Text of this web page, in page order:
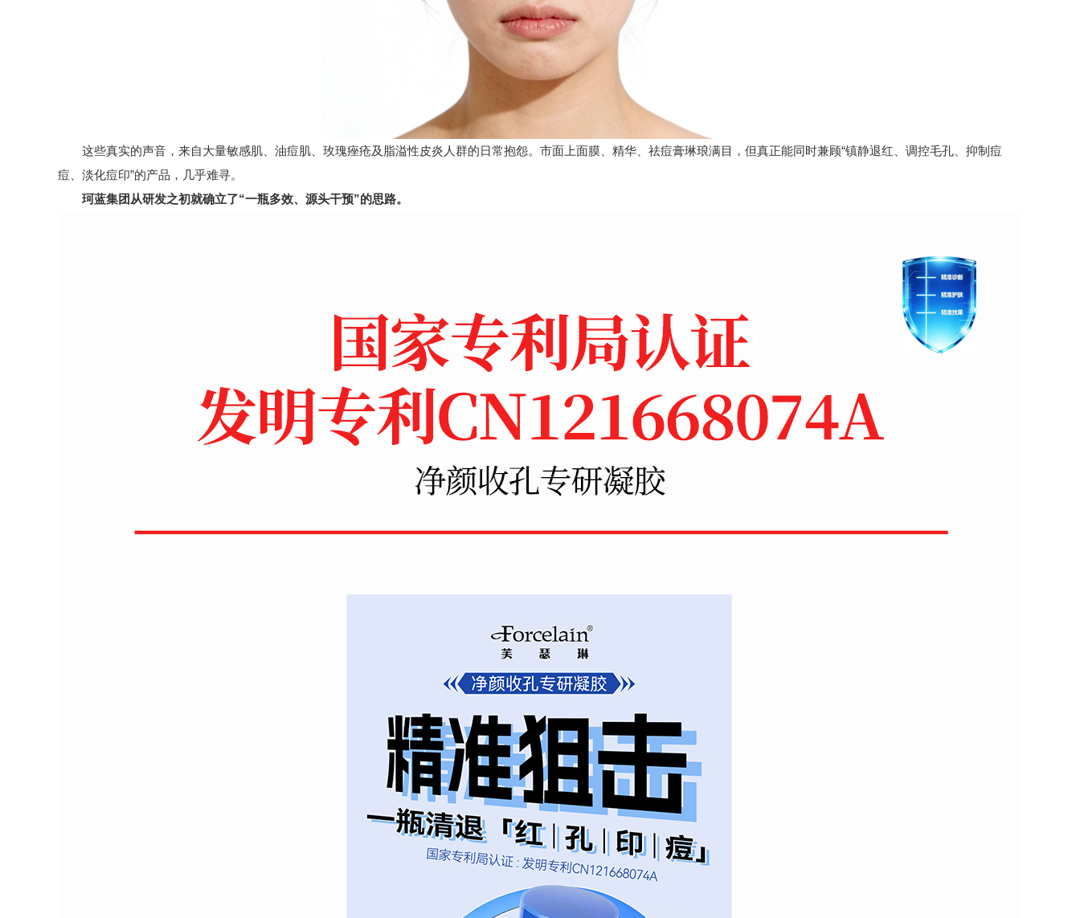
这些真实的声音，来自大量敏感肌、油痘肌、玫瑰痤疮及脂溢性皮炎人群的日常抱怨。市面上面膜、精华、祛痘膏琳琅满目，但真正能同时兼顾“镇静退红、调控毛孔、抑制痘
痘、淡化痘印”的产品，几乎难寻。
珂蓝集团从研发之初就确立了“一瓶多效、源头干预”的思路。